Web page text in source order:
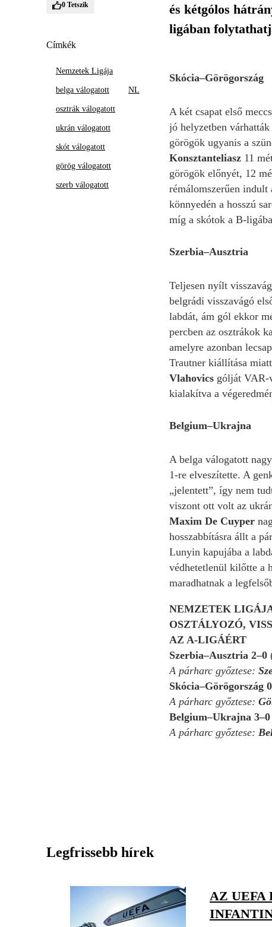
0 Tetszik
Címkék
Nemzetek Ligája
belga válogatott NL
osztrák válogatott
ukrán válogatott
skót válogatott
görög válogatott
szerb válogatott
és kétgólos
ligában
Skócia–Görögország
A két csapat első
jó helyzetben
görögök ugyanis a
Konsztanteliasz11
görögök előnyét, 12
rémálomszerűen indult
könnyedén a hosszú
míg a skótok a B-
Szerbia–Ausztria
Teljesen nyílt
belgrádi visszavágó
labdát, ám gól ekkor
percben az osztrákok
amelyre azonban
Trautner kiállítása
Vlahovicsgólját VAR-
kialakítva a
Belgium–Ukrajna
A belga válogatott
1-re elveszítette. A
„jelentett”, így nem
viszont ott volt az
Maxim De Cuyper
hosszabbításra állt a
Lunyin kapujába a
védhetetlenül kilőtte a
maradhatnak a
NEMZETEK
OSZTÁLYOZÓ,
AZ A-LIGÁÉRT
Szerbia–Ausztria 2–0
A párharc győztese:
Skócia–Görögország
A párharc győztese:
Belgium–Ukrajna 3–0
A párharc győztese:
Legfrissebb hírek
AZ UEFA